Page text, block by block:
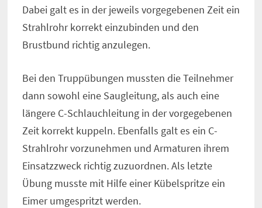
Dabei galt es in der jeweils vorgegebenen Zeit ein
Strahlrohr korrekt einzubinden und den
Brustbund richtig anzulegen.
Bei den Truppübungen mussten die Teilnehmer
dann sowohl eine Saugleitung, als auch eine
längere C-Schlauchleitung in der vorgegebenen
Zeit korrekt kuppeln. Ebenfalls galt es ein C-
Strahlrohr vorzunehmen und Armaturen ihrem
Einsatzzweck richtig zuzuordnen. Als letzte
Übung musste mit Hilfe einer Kübelspritze ein
Eimer umgespritzt werden.